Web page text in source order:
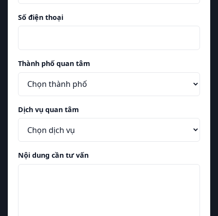
Số điện thoại
Thành phố quan tâm
Dịch vụ quan tâm
Nội dung cần tư vấn